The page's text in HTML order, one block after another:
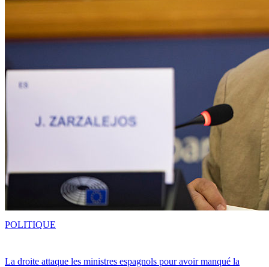
La droite attaque les ministres espagnols pour avoir manqué la
POLITIQUE